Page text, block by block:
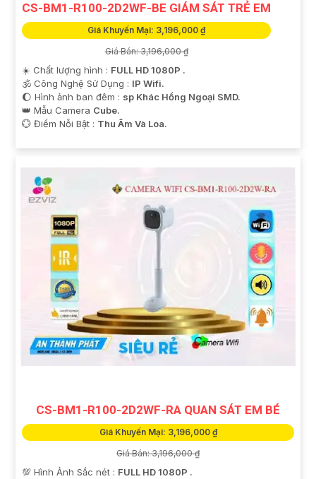
CS-BM1-R100-2D2WF-BE GIÁM SÁT TRẺ EM
Giá Khuyến Mại: 3,196,000 ₫
Giá Bán: 3,196,000 ₫
☀️ Chất lượng hình : FULL HD 1080P .
🕉️ Công Nghệ Sử Dụng : IP Wifi.
🌔 Hình ảnh ban đêm : sp Khác Hồng Ngoại SMD.
👑 Mẫu Camera Cube.
️💮 Điểm Nỗi Bật : Thu Âm Và Loa.
CS-BM1-R100-2D2WF-RA QUAN SÁT EM BÉ
Giá Khuyến Mại: 3,196,000 ₫
Giá Bán: 3,196,000 ₫
💯 Hình Ảnh Sắc nét : FULL HD 1080P .